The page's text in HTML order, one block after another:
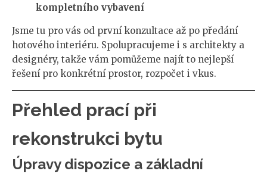
kompletního vybavení
Jsme tu pro vás od první konzultace až po předání
hotového interiéru. Spolupracujeme i s architekty a
designéry, takže vám pomůžeme najít to nejlepší
řešení pro konkrétní prostor, rozpočet i vkus.
Přehled prací při
rekonstrukci bytu
Úpravy dispozice a základní